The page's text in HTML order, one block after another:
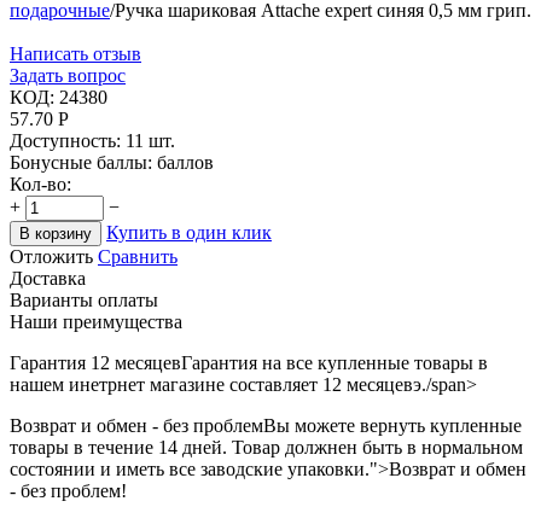
подарочные/Ручка шариковая Attache expert синяя 0,5 мм грип.
Написать отзыв
Задать вопрос
КОД: 24380
57.70 Р
Доступность: 11 шт.
Бонусные баллы: баллов
Кол-во:
+
−
В корзину
Купить в один клик
Отложить Сравнить
Доставка
Варианты оплаты
Наши преимущества
Гарантия 12 месяцевГарантия на все купленные товары в
нашем инетрнет магазине составляет 12 месяцевэ./span>
Возврат и обмен - без проблемВы можете вернуть купленные
товары в течение 14 дней. Товар должнен быть в нормальном
состоянии и иметь все заводские упаковки.">Возврат и обмен
- без проблем!